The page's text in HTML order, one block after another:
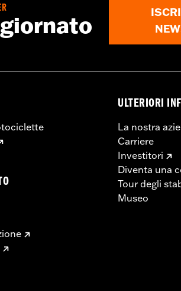
ULTERIORI
La nostra
Carriere
Investitori
Diventa una
Tour degli
Museo